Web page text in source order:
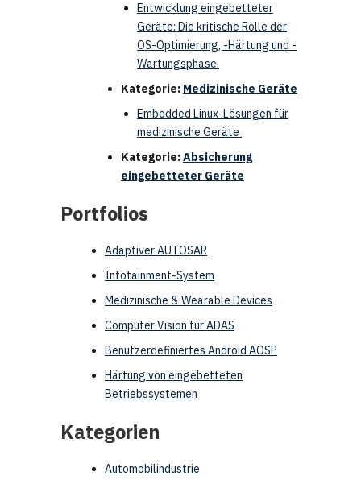
Entwicklung eingebetteter
Geräte: Die kritische Rolle der
OS-Optimierung, -Härtung und -
Wartungsphase.
Kategorie: Medizinische Geräte
Embedded Linux-Lösungen für
medizinische Geräte
Kategorie:Absicherung
eingebetteter Geräte
Portfolios
Adaptiver AUTOSAR
Infotainment-System
Medizinische & Wearable Devices
Computer Vision für ADAS
Benutzerdefiniertes Android AOSP
Härtung von eingebetteten
Betriebssystemen
Kategorien
Automobilindustrie